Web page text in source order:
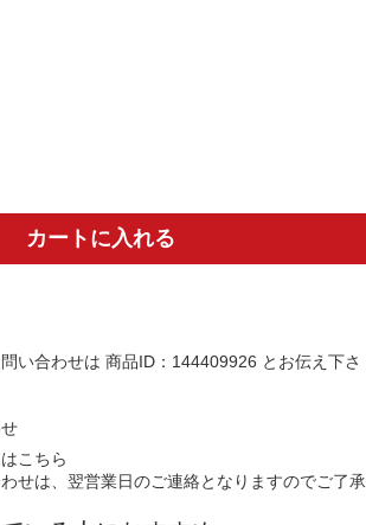
カートに入れる
い合わせは 商品ID：144409926 とお伝え下さ
こちら
せは、翌営業日のご連絡となりますのでご了承